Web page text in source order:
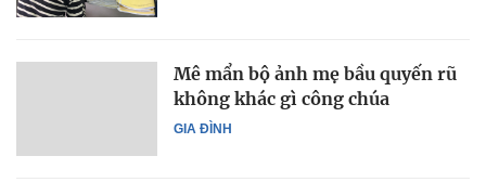
GIA ĐÌNH
Mê mẩn bộ ảnh mẹ bầu quyến rũ
không khác gì công chúa